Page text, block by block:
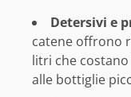
Detersivi e
catene offrono
litri che
alle bottiglie